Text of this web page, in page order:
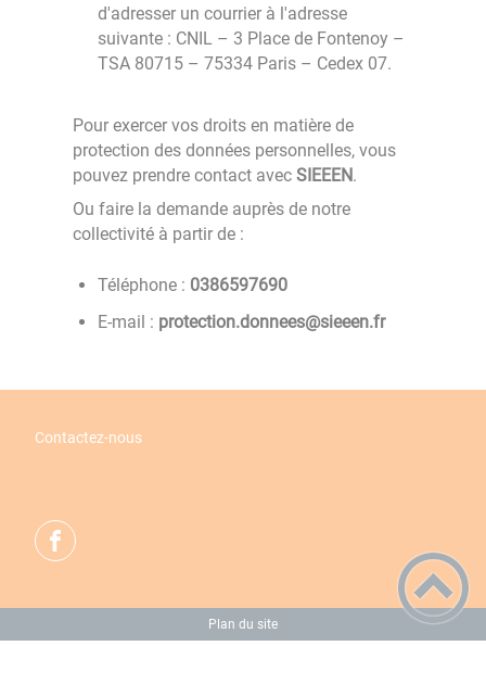
d'adresser un courrier à l'adresse
suivante : CNIL – 3 Place de Fontenoy –
TSA 80715 – 75334 Paris – Cedex 07.
Pour exercer vos droits en matière de
protection des données personnelles, vous
pouvez prendre contact avec SIEEEN.
Ou faire la demande auprès de notre
collectivité à partir de :
Téléphone : 0967956830
E-mail : rf.neeeis@seennod.noitcetorp
Contactez-nous
Plan du site